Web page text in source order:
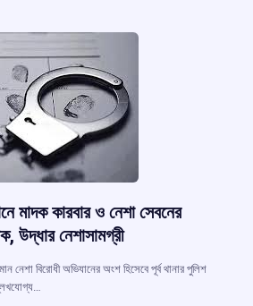
o
o
k
A
p
p
d
s
মাদক কারবার ও নেশা সেবনের
নেশাসামগ্রী
বিরোধী অভিযানের অংশ হিসেবে পূর্ব থানার পুলিশ